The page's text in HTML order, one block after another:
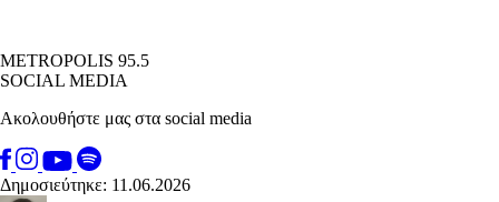
METROPOLIS 95.5
SOCIAL MEDIA
Ακολουθήστε μας στα social media
Δημοσιεύτηκε: 11.06.2026